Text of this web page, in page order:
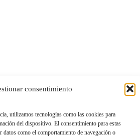
consentimiento
utilizamos tecnologías como las cookies para
del dispositivo. El consentimiento para estas
datos como el comportamiento de navegación o